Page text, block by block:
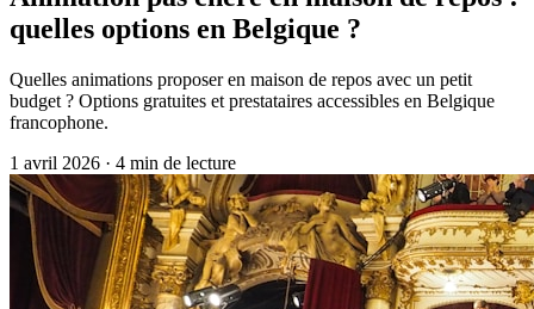
quelles options en Belgique ?
Quelles animations proposer en maison de repos avec un petit
budget ? Options gratuites et prestataires accessibles en Belgique
francophone.
1 avril 2026 · 4 min de lecture